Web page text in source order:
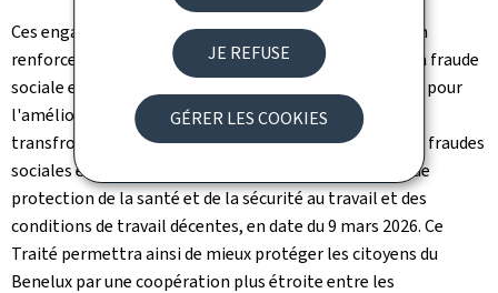
JE REFUSE
GÉRER LES COOKIES
Ces engagements communs portent également sur un
renforcement de la coopération dans la lutte contre la fraude
sociale et le dumping social avec la signature du Traité pour
l'amélioration et le renforcement de la coopération
transfrontalière dans le domaine de la lutte contre les fraudes
sociales et les erreurs en matière de sécurité sociale, de
protection de la santé et de la sécurité au travail et des
conditions de travail décentes, en date du 9 mars 2026. Ce
Traité permettra ainsi de mieux protéger les citoyens du
Benelux par une coopération plus étroite entre les